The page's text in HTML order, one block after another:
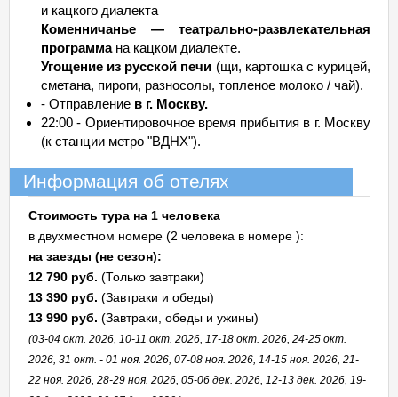
и кацкого диалекта
Коменничанье — театрально-развлекательная
программа на кацком диалекте.
Угощение из русской печи (щи, картошка с курицей,
сметана, пироги, разносолы, топленое молоко / чай).
- Отправление в г. Москву.
22:00 - Ориентировочное время прибытия в г. Москву
(к станции метро "ВДНХ").
Информация об отелях
Стоимость тура на 1 человека
в двухместном номере (2 человека в номере ):
на заезды (не сезон):
12 790 руб. (Только завтраки)
13 390 руб. (Завтраки и обеды)
13 990 руб. (Завтраки, обеды и ужины)
(03-04 окт. 2026, 10-11 окт. 2026, 17-18 окт. 2026, 24-25 окт.
2026, 31 окт. - 01 ноя. 2026, 07-08 ноя. 2026, 14-15 ноя. 2026, 21-
22 ноя. 2026, 28-29 ноя. 2026, 05-06 дек. 2026, 12-13 дек. 2026, 19-